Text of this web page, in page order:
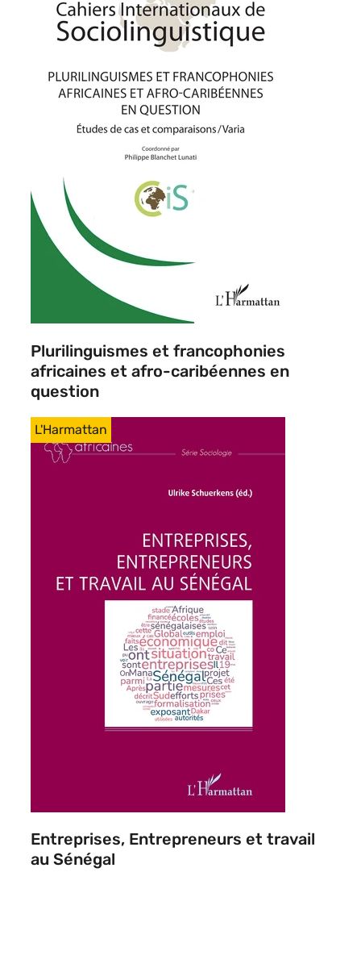
Plurilinguismes et francophonies
africaines et afro-caribéennes en
question
Image
de
vignette
Éditeur
L'Harmattan
Entreprises, Entrepreneurs et travail
au Sénégal